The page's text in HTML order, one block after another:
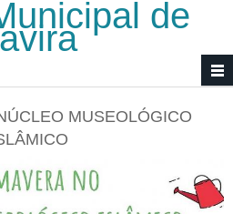
de
MUSEOLÓGICO